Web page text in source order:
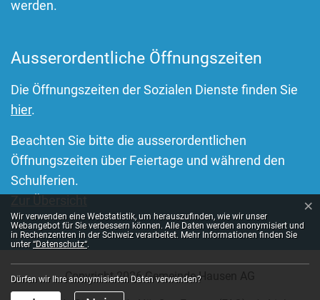
werden.
Ausserordentliche Öffnungszeiten
Die Öffnungszeiten der Sozialen Dienste finden Sie
hier.
Beachten Sie bitte die ausserordentlichen
Öffnungszeiten über Feiertage und während den
Schulferien.
Copyright 2026 Gemeinde Hausen AG
Toolbar
Webstatistik
Wir verwenden eine Webstatistik, um herauszufinden, wie wir unser
Webangebot für Sie verbessern können. Alle Daten werden anonymisiert und
in Rechenzentren in der Schweiz verarbeitet. Mehr Informationen finden Sie
unter“Datenschutz“.
Dürfen wir Ihre anonymisierten Daten verwenden?
×